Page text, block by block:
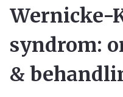
Wernicke-
syndrom:
&